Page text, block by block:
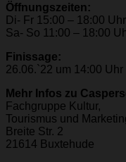
Öffnungszeiten:
Di- Fr 15:00 – 18:00 Uhr
Sa- So 11:00 – 18:00
Finissage:
26.06.`22 um 14:00 Uhr
Mehr Infos zu
Fachgruppe Kultur,
Tourismus und
Breite Str. 2
21614 Buxtehude